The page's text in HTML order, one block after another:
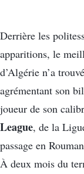
Derrière les
apparitions, le
d’Algérie n’a
agrémentant son
joueur de son
League, de la
passage en
À deux mois du